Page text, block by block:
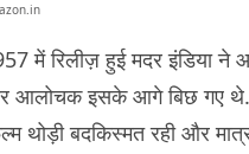
में रिलीज़ हुई मदर इंडिया ने
आलोचक इसके आगे बिछ गए थे.
थोड़ी बदकिस्मत रही और